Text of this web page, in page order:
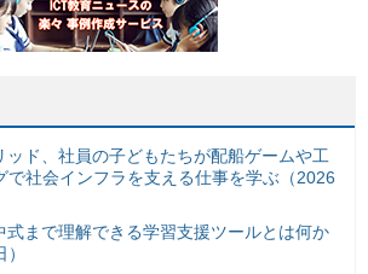
ッド、社員の子どもたちが配船ゲームや工
で社会インフラを支える仕事を学ぶ（2026
式まで理解できる学習支援ツールとは何か